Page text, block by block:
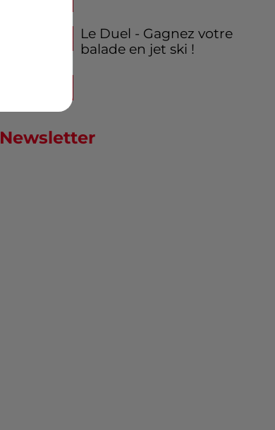
Le Duel - Gagnez votre
balade en jet ski !
Newsletter